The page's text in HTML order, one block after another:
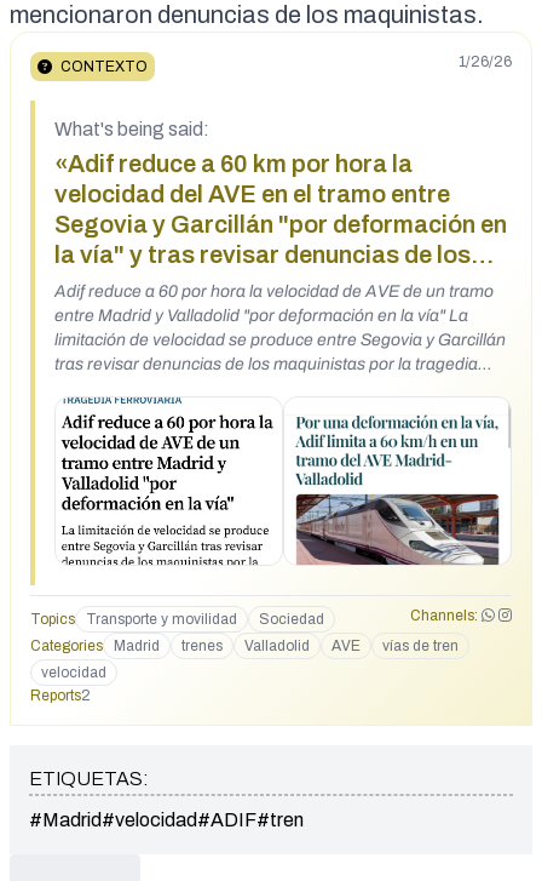
mencionaron denuncias de los maquinistas.
CONTEXTO 1/26/26
What's being said:
«Adif reduce a 60 km por hora la
velocidad del AVE en el tramo entre
Segovia y Garcillán "por deformación en
la vía" y tras revisar denuncias de los
maquinistas por la tragedia ferroviaria
de Adamuz»
Adif reduce a 60 por hora la velocidad de AVE de un tramo
entre Madrid y Valladolid "por deformación en la vía" La
limitación de velocidad se produce entre Segovia y Garcillán
tras revisar denuncias de los maquinistas por la tragedia
https://www.instagram.com/p/DT3cwgvDB_9/?
Topics Transporte y movilidad Sociedad
Channels:
Categories
Madrid trenes Valladolid AVE
vías de tren
velocidad
Reports2
ETIQUETAS:
#Madrid#velocidad#ADIF#tren